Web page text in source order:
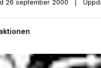
26 september 2000